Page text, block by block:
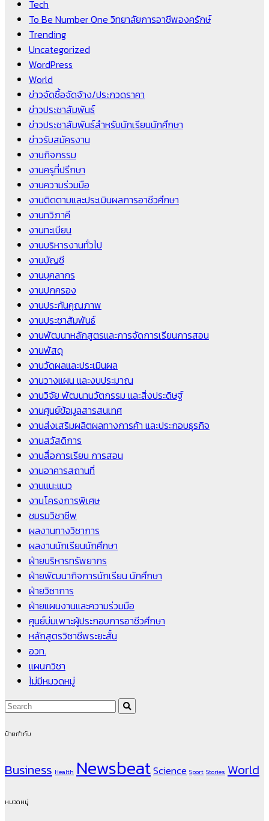
Tech
To Be Number One วิทยาลัยการอาชีพองครักษ์
Trending
Uncategorized
WordPress
World
ข่าวจัดซื้อจัดจ้าง/ประกวดราคา
ข่าวประชาสัมพันธ์
ข่าวประชาสัมพันธ์สำหรับนักเรียนนักศึกษา
ข่าวรับสมัครงาน
งานกิจกรรม
งานครูที่ปรึกษา
งานความร่วมมือ
งานติดตามและประเมินผลการอาชีวศึกษา
งานทวิภาคี
งานทะเบียน
งานบริหารงานทั่วไป
งานบัญชี
งานบุคลากร
งานปกครอง
งานประกันคุณภาพ
งานประชาสัมพันธ์
งานพัฒนาหลักสูตรและการจัดการเรียนการสอน
งานพัสดุ
งานวัดผลและประเมินผล
งานวางแผน และงบประมาณ
งานวิจัย พัฒนานวัตกรรม และสิ่งประดิษฐ์
งานศูนย์ข้อมูลสารสนเทศ
งานส่งเสริมผลิตผลทางการค้า และประกอบธุรกิจ
งานสวัสดิการ
งานสื่อการเรียน การสอน
งานอาคารสถานที่
งานแนะแนว
งานโครงการพิเศษ
ชมรมวิชาชีพ
ผลงานทางวิชาการ
ผลงานนักเรียนนักศึกษา
ฝ่ายบริหารทรัพยากร
ฝ่ายพัฒนากิจการนักเรียน นักศึกษา
ฝ่ายวิชาการ
ฝ่ายแผนงานและความร่วมมือ
ศูนย์บ่มเพาะผู้ประกอบการอาชีวศึกษา
หลักสูตรวิชาชีพระยะสั้น
อวท.
แผนกวิชา
ไม่มีหมวดหมู่
ป้ายกำกับ
Business Health NewsbeatScience Sport Stories World
หมวดหมู่